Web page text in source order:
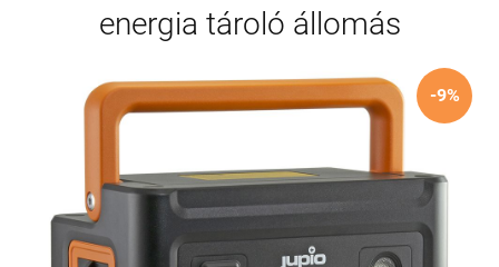
energia tároló állomás
-9%